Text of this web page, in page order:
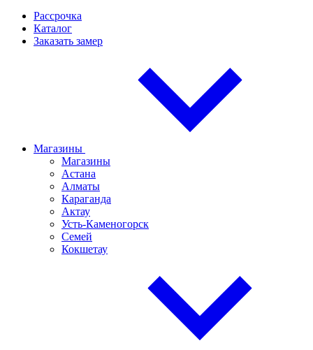
Рассрочка
Каталог
Заказать замер
Магазины
Магазины
Астана
Алматы
Караганда
Актау
Усть-Каменогорск
Семей
Кокшетау